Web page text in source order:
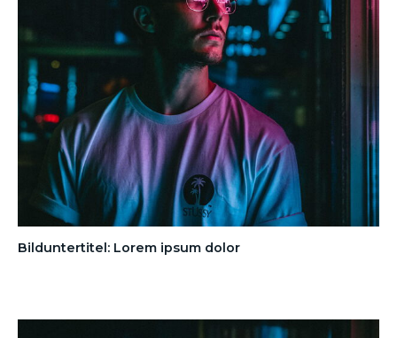
Bilduntertitel: Lorem ipsum dolor